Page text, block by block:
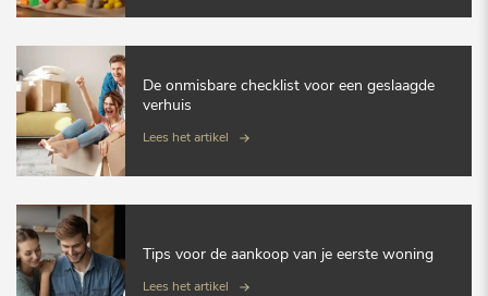
De onmisbare checklist voor een geslaagde
verhuis
Lees het artikel
Tips voor de aankoop van je eerste woning
Lees het artikel